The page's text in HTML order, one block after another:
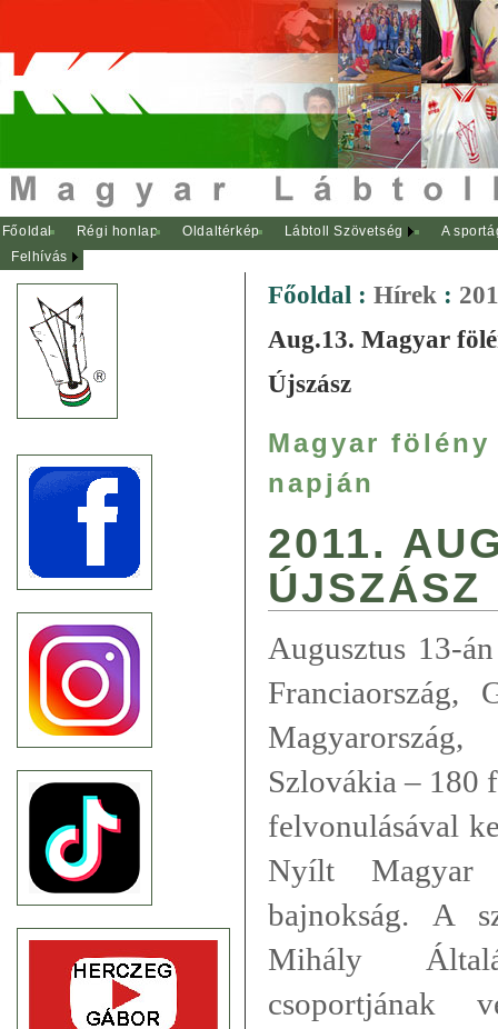
Főoldal Régi honlap Oldaltérkép Lábtoll Szövetség
A
Felhívás
Főoldal : Hírek :
Aug.13. Magyar
Újszász
Magyar
napján
2011.
ÚJSZÁSZ
Augusztus 13-
Franciaország,
Szlovákia – 180
felvonulásával
Nyílt Magyar
bajnokság. A
Mihály
csoportjának